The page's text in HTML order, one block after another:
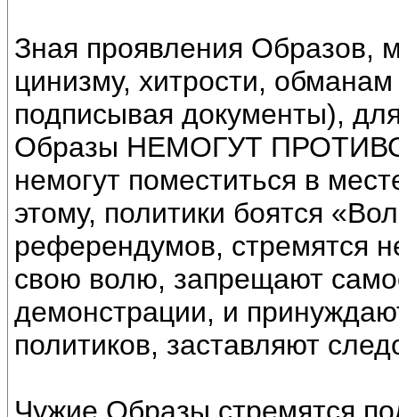
Зная проявления Образов,
цинизму, хитрости,
подписывая документы),
Образы НЕМОГУТ
немогут поместиться в
этому, политики боятся
референдумов, стремятся
свою волю, запрещают
демонстрации, и
политиков, заставляют